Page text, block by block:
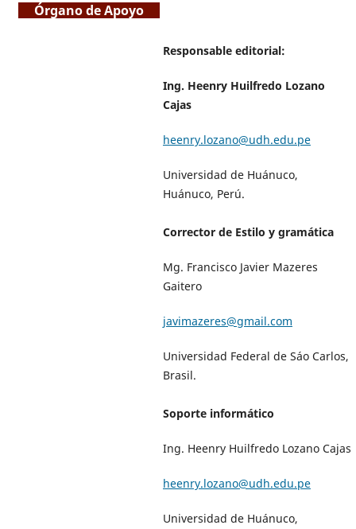
Órgano de Apoyo
Responsable editorial:
Ing. Heenry Huilfredo Lozano
Cajas
heenry.lozano@udh.edu.pe
Universidad de Huánuco,
Huánuco, Perú.
Corrector de Estilo y gramática
Mg. Francisco Javier Mazeres
Gaitero
javimazeres@gmail.com
Universidad Federal de Sáo Carlos,
Brasil.
Soporte informático
Ing. Heenry Huilfredo Lozano Cajas
heenry.lozano@udh.edu.pe
Universidad de Huánuco,